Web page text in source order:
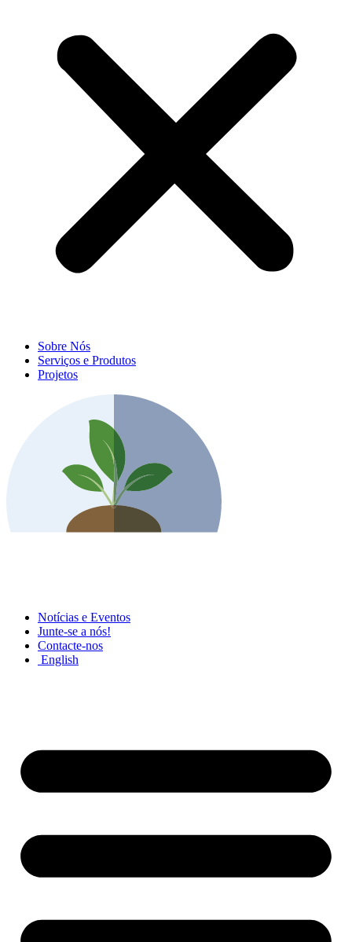
Sobre Nós
Serviços e Produtos
Projetos
Notícias e Eventos
Junte-se a nós!
Contacte-nos
English